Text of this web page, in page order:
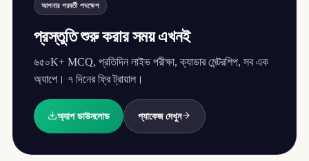
আপনার পরবর্তী পদক্ষেপ
প্রস্তুতি শুরু করার সময় এখনই
৬৫০K+ MCQ, প্রতিদিন লাইভ পরীক্ষা, ক্যাডার মেন্টরশিপ, সব এক
অ্যাপে। ৭ দিনের ফ্রি ট্রায়াল।
অ্যাপ ডাউনলোড প্যাকেজ দেখুন